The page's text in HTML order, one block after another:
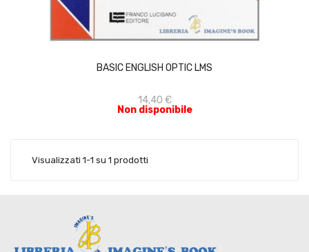
BASIC ENGLISH OPTIC LMS
14,40 €
Non disponibile
ACQUISTA
Visualizzati 1-1 su 1 prodotti